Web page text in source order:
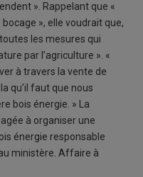
». Rappelant que «
», elle voudrait que,
les mesures qui
par l’agriculture ». «
à travers la vente de
qu’il faut que nous
bois énergie. » La
à organiser une
énergie responsable
ministère. Affaire à